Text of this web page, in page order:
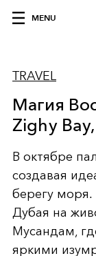
MENU
TRAVEL
Магия
Zighy
В октябре
создавая
берегу моря.
Дубая на
Мусандам,
яркими